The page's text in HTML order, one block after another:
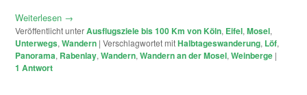
Weiterlesen →
Veröffentlicht unterAusflugsziele bis 100 Km von Köln, Eifel,Mosel,
Unterwegs,Wandern |Verschlagwortet mitHalbtageswanderung, Löf,
Panorama, Rabenlay,Wandern,Wandern an der Mosel,Weinberge |
1 Antwort